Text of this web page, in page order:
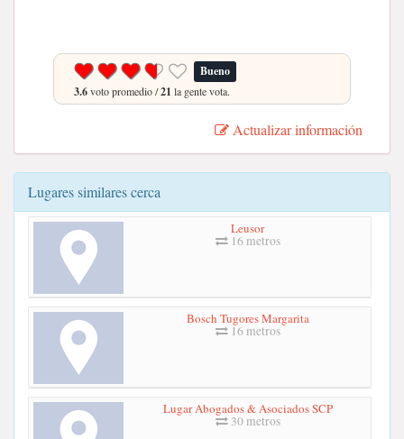
Bueno
3.6voto promedio /21 la gente vota.
Actualizar información
Lugares similares cerca
Leusor
16 metros
Bosch Tugores Margarita
16 metros
Lugar Abogados & Asociados SCP
30 metros